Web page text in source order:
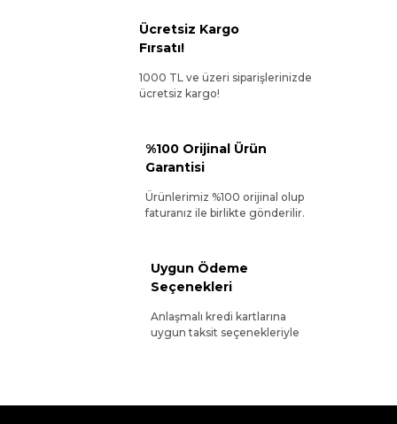
Ücretsiz Kargo
Fırsatı!
1000 TL ve üzeri siparişlerinizde
ücretsiz kargo!
%100 Orijinal Ürün
Garantisi
Ürünlerimiz %100 orijinal olup
faturanız ile birlikte gönderilir.
Uygun Ödeme
Seçenekleri
Anlaşmalı kredi kartlarına
uygun taksit seçenekleriyle